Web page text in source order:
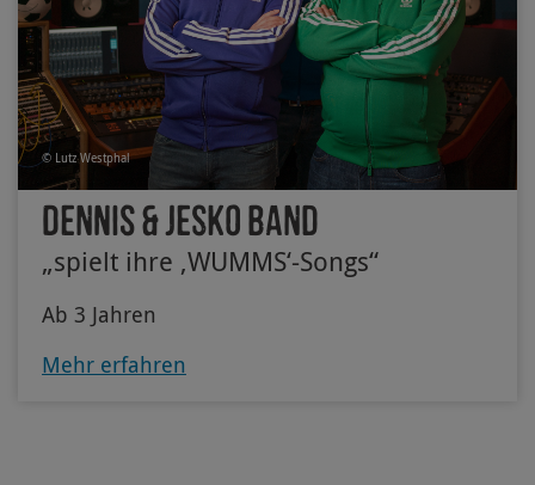
© Lutz Westphal
Dennis & Jesko Band
„spielt ihre ‚WUMMS‘-Songs“
Ab 3 Jahren
Mehr erfahren